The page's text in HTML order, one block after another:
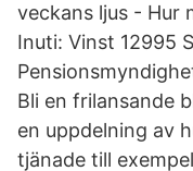
veckans ljus - Hur
Inuti: Vinst 12995
Bli en frilansande
en uppdelning av
tjänade till